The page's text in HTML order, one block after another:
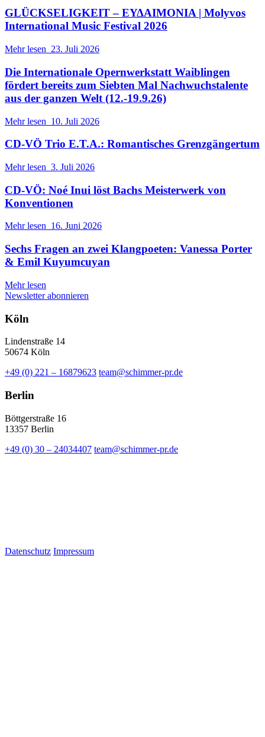
GLÜCKSELIGKEIT – ΕΥΔΑΙΜΟΝΙΑ | Molyvos
International Music Festival 2026
Mehr lesen 23. Juli 2026
Die Internationale Opernwerkstatt Waiblingen
fördert bereits zum Siebten Mal Nachwuchstalente
aus der ganzen Welt (12.-19.9.26)
Mehr lesen 10. Juli 2026
CD-VÖ Trio E.T.A.: Romantisches Grenzgängertum
Mehr lesen 3. Juli 2026
CD-VÖ: Noé Inui löst Bachs Meisterwerk von
Konventionen
Mehr lesen 16. Juni 2026
Sechs Fragen an zwei Klangpoeten: Vanessa Porter
& Emil Kuyumcuyan
Mehr lesen
Newsletter abonnieren
Köln
Lindenstraße 14
50674 Köln
+49 (0) 221 – 16879623 team@schimmer-pr.de
Berlin
Böttgerstraße 16
13357 Berlin
+49 (0) 30 – 24034407 team@schimmer-pr.de
Datenschutz Impressum